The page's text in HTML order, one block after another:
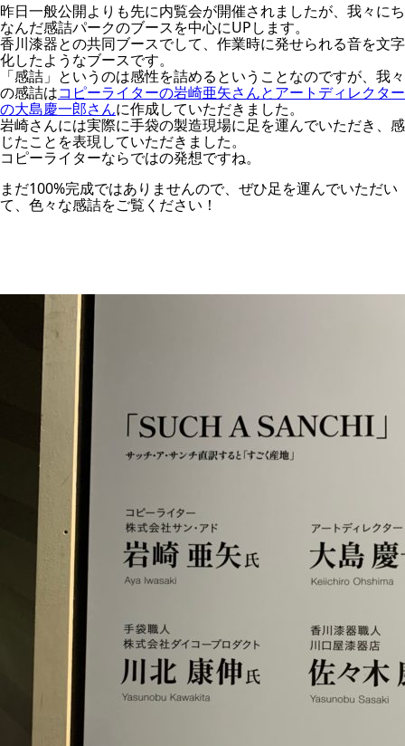
昨日一般公開よりも先に内覧会が開催されましたが、我々にち
なんだ感詰パークのブースを中心にUPします。
香川漆器との共同ブースでして、作業時に発せられる音を文字
化したようなブースです。
「感詰」というのは感性を詰めるということなのですが、我々
の感詰はコピーライターの岩崎亜矢さんとアートディレクター
の大島慶一郎さんに作成していただきました。
岩崎さんには実際に手袋の製造現場に足を運んでいただき、感
じたことを表現していただきました。
コピーライターならではの発想ですね。
まだ100%完成ではありませんので、ぜひ足を運んでいただい
て、色々な感詰をご覧ください！